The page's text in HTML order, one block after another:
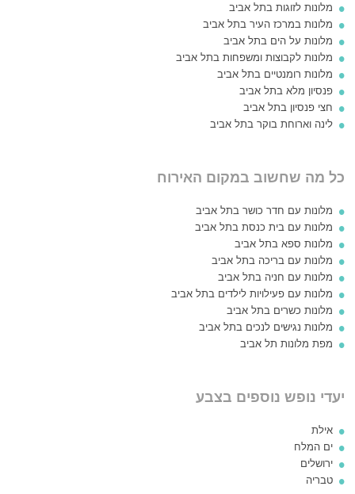
מלונות לזוגות בתל אביב
מלונות במרכז העיר בתל אביב
מלונות על הים בתל אביב
מלונות לקבוצות ומשפחות בתל אביב
מלונות רומנטיים בתל אביב
פנסיון מלא בתל אביב
חצי פנסיון בתל אביב
לינה וארוחת בוקר בתל אביב
כל מה שחשוב במקום האירוח
מלונות עם חדר כושר בתל אביב
מלונות עם בית כנסת בתל אביב
מלונות ספא בתל אביב
מלונות עם בריכה בתל אביב
מלונות עם חניה בתל אביב
מלונות עם פעילויות לילדים בתל אביב
מלונות כשרים בתל אביב
מלונות נגישים לנכים בתל אביב
מפת מלונות תל אביב
יעדי נופש נוספים בצבע
אילת
ים המלח
ירושלים
טבריה